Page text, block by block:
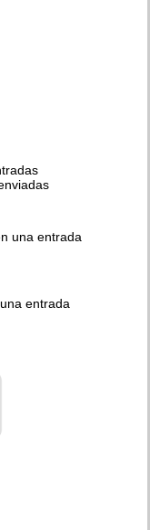
una entrada
entrada